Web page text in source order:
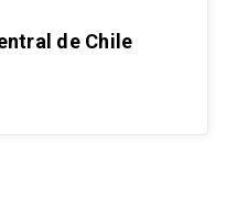
de Chile